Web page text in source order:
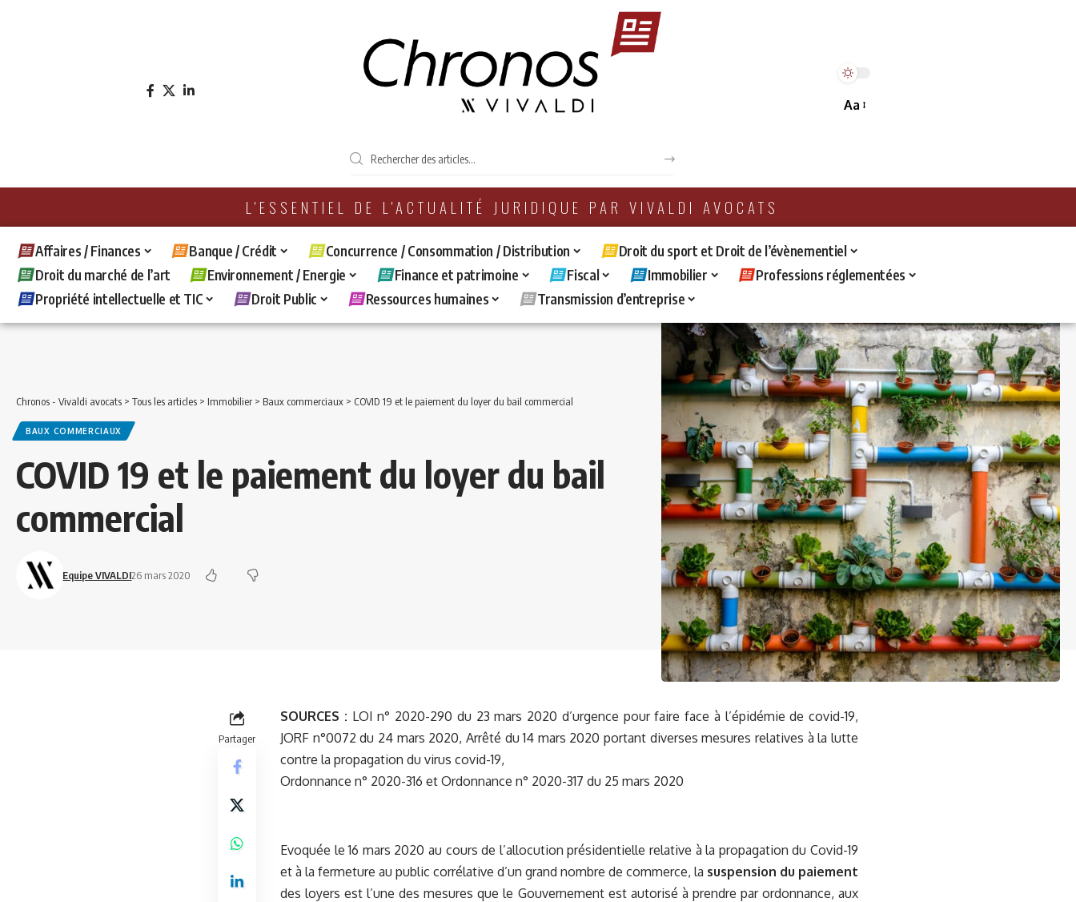
Aa
L'ESSENTIEL DE L'ACTUALITÉ JURIDIQUE PAR VIVALDI AVOCATS
Affaires / Finances Banque / Crédit Concurrence / Consommation / Distribution
Droit du sport et Droit de l’évènementiel
Droit du marché de l’art
Environnement / Energie Finance et patrimoine Fiscal Immobilier
Professions réglementées
Propriété intellectuelle et TIC
Droit Public Ressources humaines Transmission d’entreprise
Chronos - Vivaldi avocats > Tous les articles > Immobilier > Baux commerciaux > COVID 19 et le paiement du loyer du bail commercial
BAUX COMMERCIAUX
COVID 19 et le paiement du loyer du bail
commercial
Equipe VIVALDI26 mars 2020
Partager
SOURCES : LOI n° 2020-290 du 23 mars 2020 d’urgence pour faire face à l’épidémie de covid-19,
JORF n°0072 du 24 mars 2020, Arrêté du 14 mars 2020 portant diverses mesures relatives à la lutte
contre la propagation du virus covid-19,
Ordonnance n° 2020-316 et Ordonnance n° 2020-317 du 25 mars 2020
Evoquée le 16 mars 2020 au cours de l’allocution présidentielle relative à la propagation du Covid-19
et à la fermeture au public corrélative d’un grand nombre de commerce, la suspension du paiement
des loyers est l’une des mesures que le Gouvernement est autorisé à prendre par ordonnance, aux